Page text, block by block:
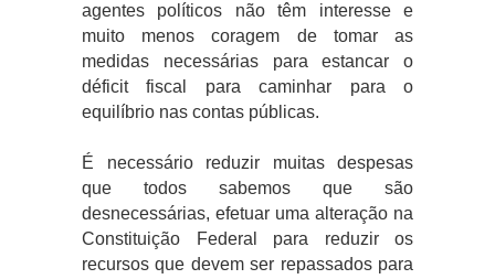
agentes políticos não têm interesse e
muito menos coragem de tomar as
medidas necessárias para estancar o
déficit fiscal para caminhar para o
equilíbrio nas contas públicas.
É necessário reduzir muitas despesas
que todos sabemos que são
desnecessárias, efetuar uma alteração na
Constituição Federal para reduzir os
recursos que devem ser repassados para